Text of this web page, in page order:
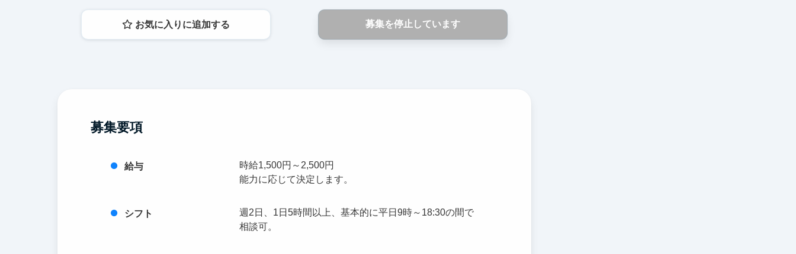
お気に入りに追加する 募集を停止しています
募集要項
給与
時給1,500円～2,500円
能力に応じて決定します。
シフト
週2日、1日5時間以上、基本的に平日9時～18:30の間で
相談可。